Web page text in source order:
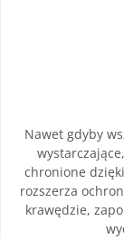
Nawet gdyby
chronione
rozszerza
krawędzie,